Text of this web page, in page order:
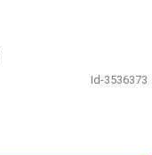
Id-3536373